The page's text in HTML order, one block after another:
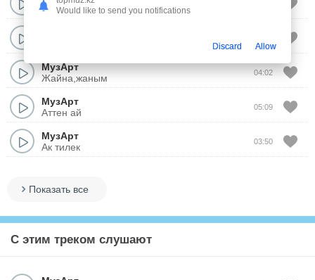
Адемим
МузАрт
Жайна,жаным
04:02
МузАрт
Аттен ай
05:09
МузАрт
Ак тилек
03:50
Показать все
С этим треком слушают
Would like to send you notifications
Discard Allow